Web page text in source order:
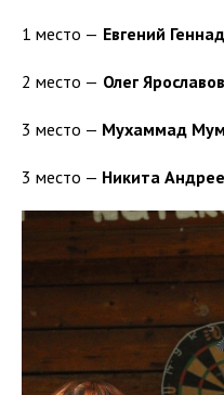
1 место — Евгений
2 место — Олег
3 место — Мухаммад
3 место — Никита